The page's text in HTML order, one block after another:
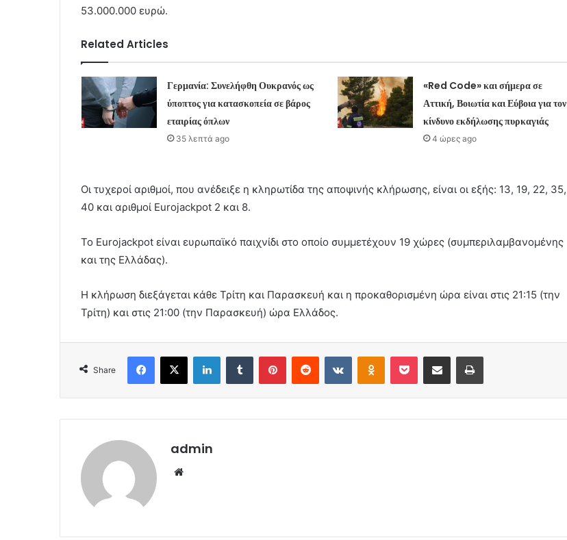
53.000.000 ευρώ.
Related Articles
Γερμανία: Συνελήφθη Ουκρανός ως
ύποπτος για κατασκοπεία σε βάρος
εταιρίας όπλων
35 λεπτά ago
«Red Code» και σήμερα σε
Αττική, Βοιωτία και Εύβοια για τον
κίνδυνο εκδήλωσης πυρκαγιάς
4 ώρες ago
Οι τυχεροί αριθμοί, που ανέδειξε η κληρωτίδα της αποψινής κλήρωσης, είναι οι εξής: 13, 19, 22, 35,
40 και αριθμοί Eurojackpot 2 και 8.
Το Eurojackpot είναι ευρωπαϊκό παιχνίδι στο οποίο συμμετέχουν 19 χώρες (συμπεριλαμβανομένης
και της Ελλάδας).
Η κλήρωση διεξάγεται κάθε Τρίτη και Παρασκευή και η προκαθορισμένη ώρα είναι στις 21:15 (την
Τρίτη) και στις 21:00 (την Παρασκευή) ώρα Ελλάδος.
Share
Facebook
X LinkedInTumblr PinterestReddit VKontakteOdnoklassniki
Pocket Share via Email Print
admin